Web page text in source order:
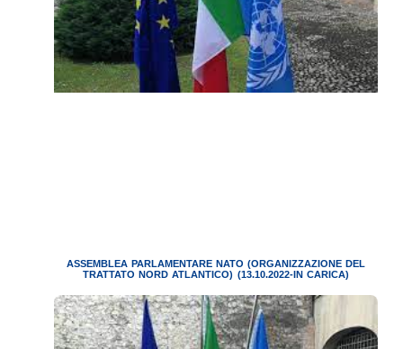
ASSEMBLEA PARLAMENTARE NATO (ORGANIZZAZIONE DEL
TRATTATO NORD ATLANTICO) (13.10.2022-IN CARICA)